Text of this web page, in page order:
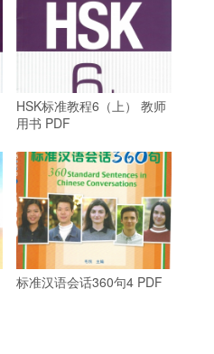
HSK标准教程6（上） 教师
用书 PDF
标准汉语会话360句4 PDF